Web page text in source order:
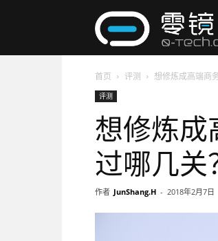
首页 评测 想修炼成高端商
评测
想修炼成
过哪几关
作者 JunShang.H - 2018年2月7日